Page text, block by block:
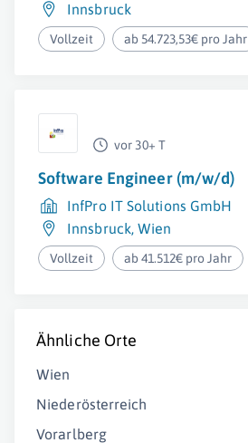
Innsbruck
Vollzeit ab 54.723,53€ pro Jahr
vor 30+ T
Software Engineer (m/w/d)
InfPro IT Solutions GmbH
Innsbruck,Wien
Vollzeit ab 41.512€ pro Jahr
Ähnliche Orte
Wien
Niederösterreich
Vorarlberg